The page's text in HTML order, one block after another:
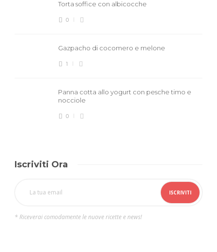
Torta soffice con albicocche
0
Gazpacho di cocomero e melone
1
Panna cotta allo yogurt con pesche timo e
nocciole
0
Iscriviti Ora
* Riceverai comodamente le nuove ricette e news!